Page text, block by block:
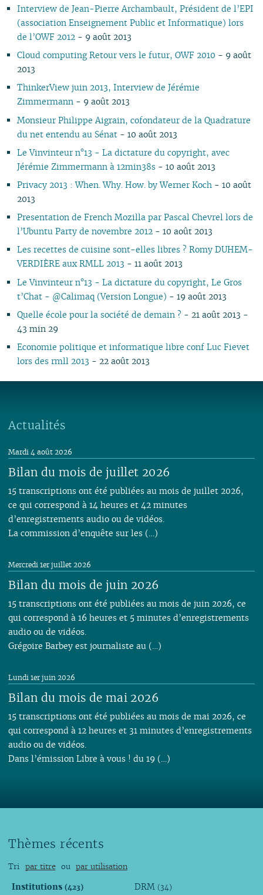
01 01 01 01 01 01 01 01
02
01
02
01
02
03
03
02
01
Interview de Jean-Pierre Archambault, Président de l’EPI
(association Enseignement Public et Informatique) lors
de l’OWF 2012- 9 août 2013
Cloud computing Retour vers le futur, OWF 2010 - 9 août
2013
ThinkerView juin 2013, Interview de Jérémie
Zimmermann- 9 août 2013
Monsieur Philippe Aigrain, cofondateur de la Quadrature
du net entendu au Sénat- 10 août 2013
Le Vinvinteur n°13 - La dictature du copyright, avec
Jérémie Zimmermann à 12min38s- 10 août 2013
Privacy 2013 : When. Why. How. by Werner Koch- 10 août
2013
Presentation de French Mozilla par Pascal Chevrel lors de
l’Ubuntu Party de novembre 2012- 10 août 2013
Les recettes de cuisine sont-elles libres ? Romy DUHEM-
VERDIÈRE aux RMLL 2013 - 11 août 2013
Le Vinvinteur n°13 - La dictature du copyright, Le Gros
t’Chat - @Calimaq (Version Longue) - 19 août 2013
Quelle école pour la société de demain ? - 21 août 2013 -
43 min 29
Economie politique et informatique libre conf Luc Fievet
lors des rmll 2013 - 22 août 2013
Actualités
Bilan du mois de juillet 2026
Mardi 4 août 2026
15 transcriptions ont été publiées au mois de juillet 2026,
ce qui correspond à 14 heures et 42 minutes
d’enregistrements audio ou de vidéos.
La commission d’enquête sur les (…)
Bilan du mois de juin 2026
Mercredi 1er juillet 2026
15 transcriptions ont été publiées au mois de juin 2026, ce
qui correspond à 16 heures et 5 minutes d’enregistrements
audio ou de vidéos.
Grégoire Barbey est journaliste au (…)
Bilan du mois de mai 2026
Lundi 1er juin 2026
15 transcriptions ont été publiées au mois de mai 2026, ce
qui correspond à 12 heures et 31 minutes d’enregistrements
audio ou de vidéos.
Dans l’émission Libre à vous ! du 19 (…)
Thèmes récents
Tri par titre ou par utilisation
Institutions (423) DRM (34)